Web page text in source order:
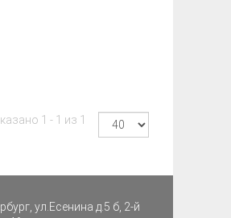
1 - 1 из 1
ул.Есенина д.5 б, 2-й